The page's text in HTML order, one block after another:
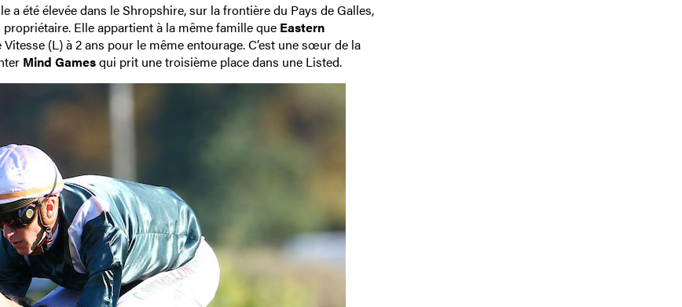
a été élevée dans le Shropshire, sur la frontière du Pays de Galles,
Elle appartient à la même famille que Eastern
(L) à 2 ans pour le même entourage. C’est une sœur de la
Mind Gamesqui prit une troisième place dans une Listed.